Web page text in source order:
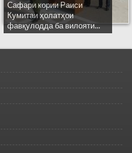
Сафари кории Раиси
Кумитаи ҳолатҳои
фавқулодда ба вилояти...